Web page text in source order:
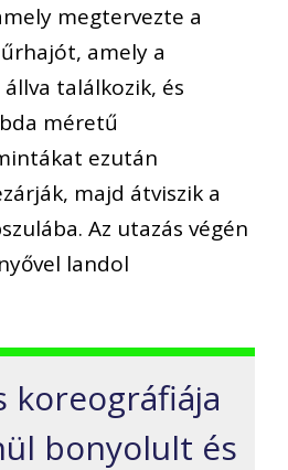
megtervezte a
amely a
találkozik, és
méretű
ezután
majd átviszik a
Az utazás végén
landol
koreográfiája
bonyolult és